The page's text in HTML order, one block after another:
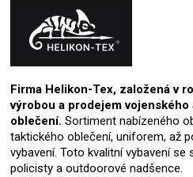
Firma Helikon-Tex, založená v
výrobou a prodejem vojenského
oblečení. Sortiment nabízeného
taktického oblečení, uniforem, až
vybavení. Toto kvalitní vybavení se
policisty a outdoorové nadšence.